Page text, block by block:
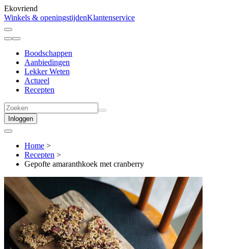
Ekovriend
Winkels & openingstijdenKlantenservice
Boodschappen
Aanbiedingen
Lekker Weten
Actueel
Recepten
Inloggen
Home >
Recepten >
Gepofte amaranthkoek met cranberry